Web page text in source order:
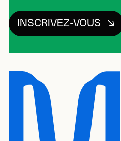
INSCRIVEZ-VOUS